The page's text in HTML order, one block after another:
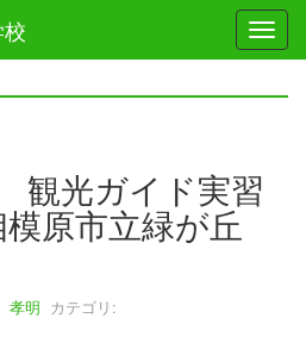
観光ガイド実習
模原市立緑が丘
明 カテゴリ: